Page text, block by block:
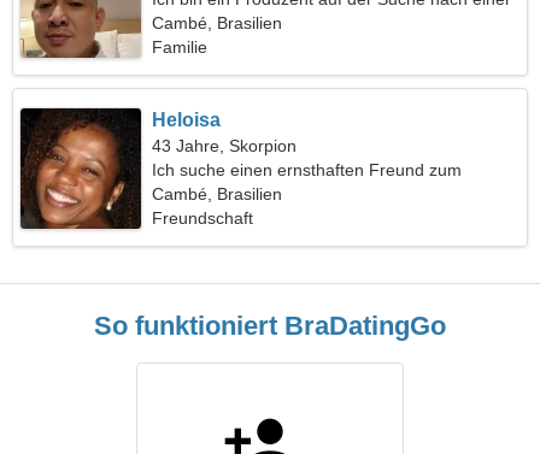
coolen Frau
Cambé, Brasilien
Familie
Heloisa
43 Jahre, Skorpion
Ich suche einen ernsthaften Freund zum
Kennenlernen
Cambé, Brasilien
Freundschaft
So funktioniert BraDatingGo